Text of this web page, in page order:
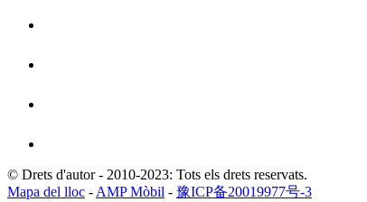
© Drets d'autor - 2010-2023: Tots els drets reservats.
Mapa del lloc - AMP Mòbil - 豫ICP备20019977号-3